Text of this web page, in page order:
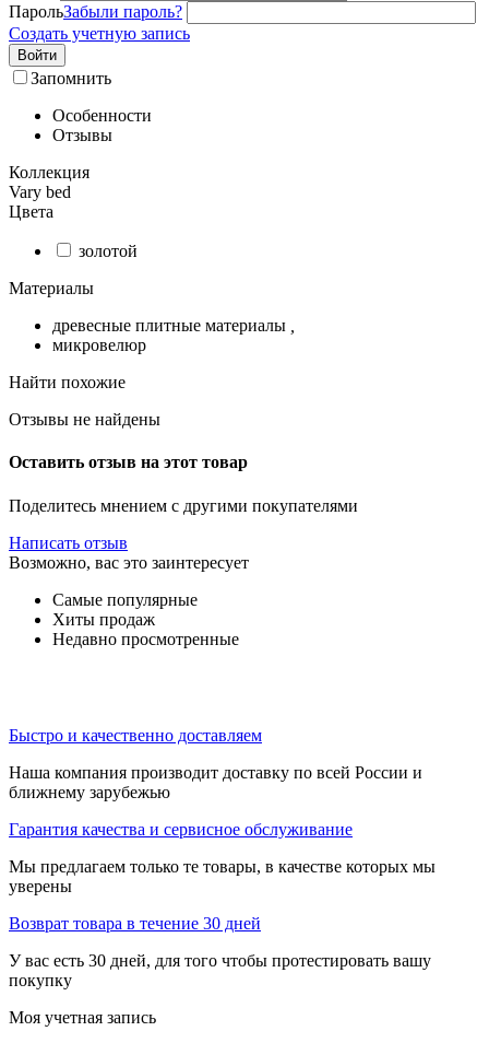
ПарольЗабыли пароль?
Создать учетную запись
Войти
Запомнить
Особенности
Отзывы
Коллекция
Vary bed
Цвета
золотой
Материалы
древесные плитные материалы
микровелюр
Найти похожие
Отзывы не найдены
Оставить отзыв на этот товар
Поделитесь мнением с другими покупателями
Написать отзыв
Возможно, вас это заинтересует
Самые популярные
Хиты продаж
Недавно просмотренные
Быстро и качественно доставляем
Наша компания производит доставку по всей России и
ближнему зарубежью
Гарантия качества и сервисное обслуживание
Мы предлагаем только те товары, в качестве которых мы
уверены
Возврат товара в течение 30 дней
У вас есть 30 дней, для того чтобы протестировать вашу
покупку
Моя учетная запись